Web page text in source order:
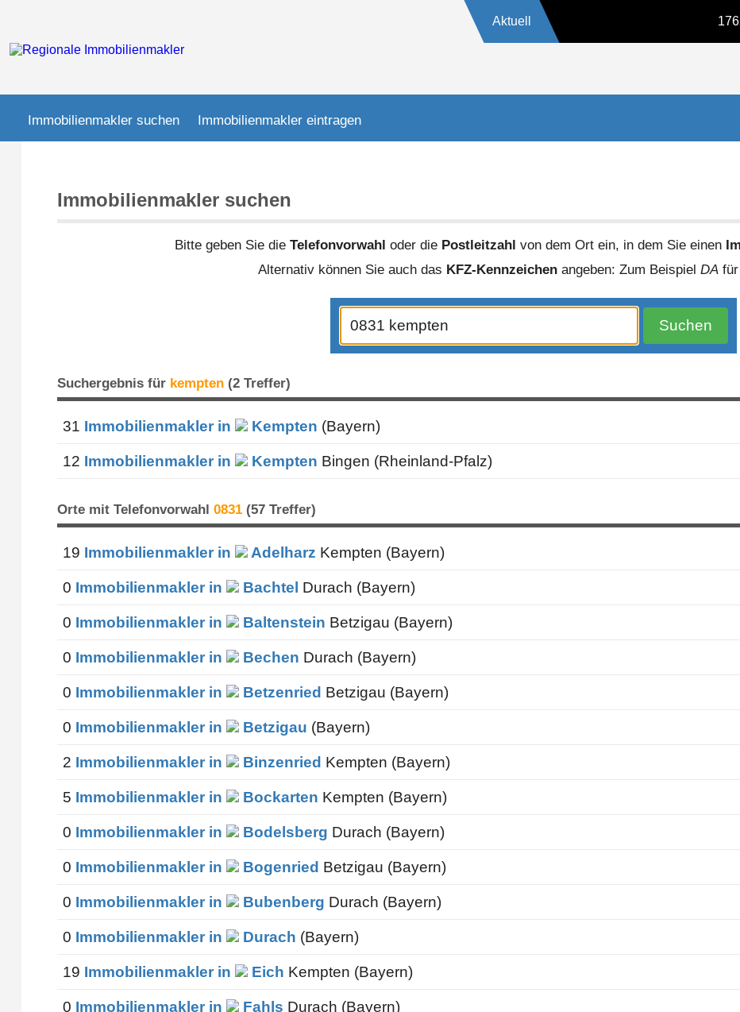
Aktuell 17624
Immobilienmakler suchen Immobilienmakler eintragen
Immobilienmakler suchen
Bitte geben Sie die Telefonvorwahl oder die Postleitzahl von dem Ort ein, in dem Sie einen
Alternativ können Sie auch das KFZ-Kennzeichen angeben: Zum BeispielDA
Suchergebnis für kempten(2 Treffer)
31 Immobilienmakler in Kempten (Bayern)
12 Immobilienmakler in Kempten Bingen (Rheinland-Pfalz)
Orte mit Telefonvorwahl 0831(57 Treffer)
19 Immobilienmakler in Adelharz Kempten (Bayern)
0 Immobilienmakler in Bachtel Durach (Bayern)
0 Immobilienmakler in Baltenstein Betzigau (Bayern)
0 Immobilienmakler in Bechen Durach (Bayern)
0 Immobilienmakler in Betzenried Betzigau (Bayern)
0 Immobilienmakler in Betzigau (Bayern)
2 Immobilienmakler in Binzenried Kempten (Bayern)
5 Immobilienmakler in Bockarten Kempten (Bayern)
0 Immobilienmakler in Bodelsberg Durach (Bayern)
0 Immobilienmakler in Bogenried Betzigau (Bayern)
0 Immobilienmakler in Bubenberg Durach (Bayern)
0 Immobilienmakler in Durach (Bayern)
19 Immobilienmakler in Eich Kempten (Bayern)
0 Immobilienmakler in Fahls Durach (Bayern)